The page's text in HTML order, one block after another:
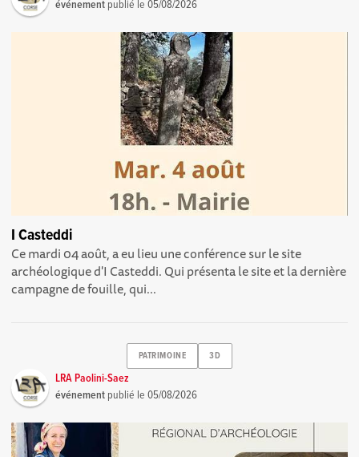
événement publié le05/08/2026
I Casteddi
Ce mardi 04 août, a eu lieu une conférence sur le site
archéologique d'I Casteddi. Qui présenta le site et la dernière
campagne de fouille, qui...
PATRIMOINE 3D
LRA Paolini-Saez
événement publié le05/08/2026